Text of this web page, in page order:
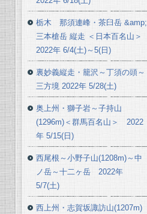
栃木 那須連峰・茶臼岳 &amp;
三本槍岳 縦走 ＜日本百名山＞
2022年 6/4(土)～5(日)
裏妙義縦走・籠沢～丁須の頭～
三方境 2022年 5/28(土)
奥上州・獅子岩～子持山
(1296m)＜群馬百名山＞ 2022
年 5/15(日)
西尾根～小野子山(1208m)～中
ノ岳～十二ヶ岳 2022年
5/7(土)
西上州・志賀坂諏訪山(1207m)